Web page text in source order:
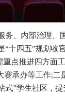
务、内部治理、
十四五”规划收
重点推进四方面
承办等工作;二
式”学生社区，